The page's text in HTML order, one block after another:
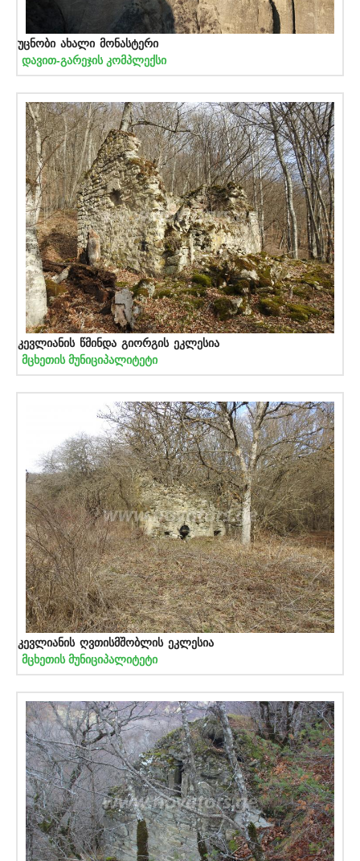
უცნობი ახალი მონასტერი
დავით-გარეჯის კომპლექსი
კევლიანის წმინდა გიორგის ეკლესია
მცხეთის მუნიციპალიტეტი
კევლიანის ღვთისმშობლის ეკლესია
მცხეთის მუნიციპალიტეტი